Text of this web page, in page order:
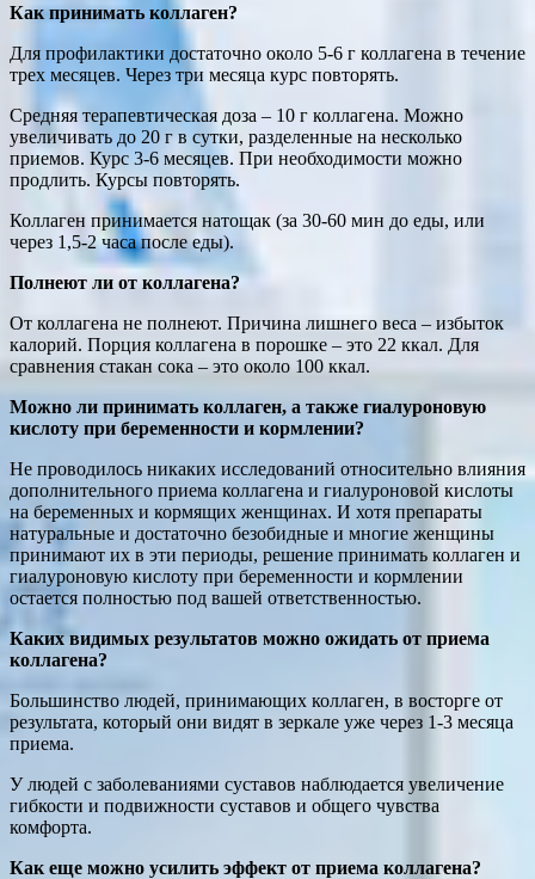
Как принимать коллаген?
Для профилактики достаточно около 5-6 г коллагена в течение
трех месяцев. Через три месяца курс повторять.
Средняя терапевтическая доза – 10 г коллагена. Можно
увеличивать до 20 г в сутки, разделенные на несколько
приемов. Курс 3-6 месяцев. При необходимости можно
продлить. Курсы повторять.
Коллаген принимается натощак (за 30-60 мин до еды, или
через 1,5-2 часа после еды).
Полнеют ли от коллагена?
От коллагена не полнеют. Причина лишнего веса – избыток
калорий. Порция коллагена в порошке – это 22 ккал. Для
сравнения стакан сока – это около 100 ккал.
Можно ли принимать коллаген, а также гиалуроновую
кислоту при беременности и кормлении?
Не проводилось никаких исследований относительно влияния
дополнительного приема коллагена и гиалуроновой кислоты
на беременных и кормящих женщинах. И хотя препараты
натуральные и достаточно безобидные и многие женщины
принимают их в эти периоды, решение принимать коллаген и
гиалуроновую кислоту при беременности и кормлении
остается полностью под вашей ответственностью.
Каких видимых результатов можно ожидать от приема
коллагена?
Большинство людей, принимающих коллаген, в восторге от
результата, который они видят в зеркале уже через 1-3 месяца
приема.
У людей с заболеваниями суставов наблюдается увеличение
гибкости и подвижности суставов и общего чувства
комфорта.
Как еще можно усилить эффект от приема коллагена?